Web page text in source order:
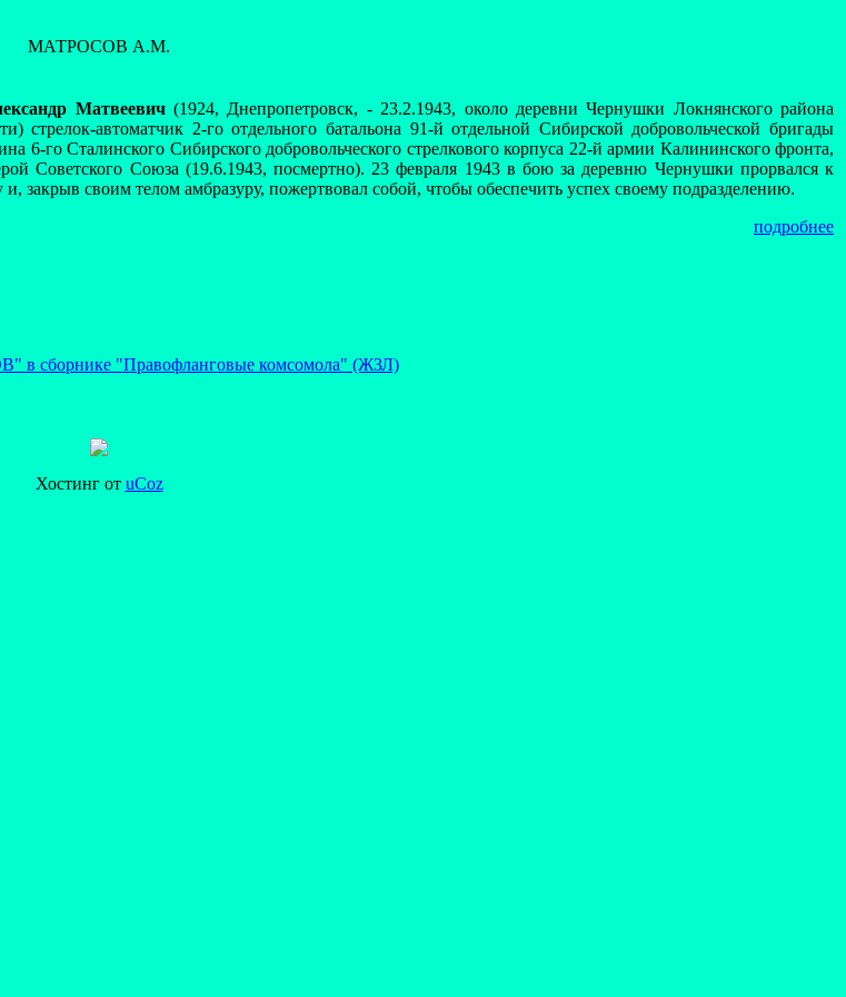
МАТРОСОВ А.М.
Матвеевич(1924, Днепропетровск, - 23.2.1943, около деревни Чернушки Локнянского района
стрелок-автоматчик 2-го отдельного батальона 91-й отдельной Сибирской добровольческой бригады
6-го Сталинского Сибирского добровольческого стрелкового корпуса 22-й армии Калининского фронта,
Советского Союза (19.6.1943, посмертно). 23 февраля 1943 в бою за деревню Чернушки прорвался к
и, закрыв своим телом амбразуру, пожертвовал собой, чтобы обеспечить успех своему подразделению.
подробнее
сборнике "Правофланговые комсомола" (ЖЗЛ)
Хостинг от uCoz